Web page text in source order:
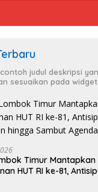
judul deskripsi
sesuaikan pada widget
Timur Mantapkan
HUT RI ke-81,